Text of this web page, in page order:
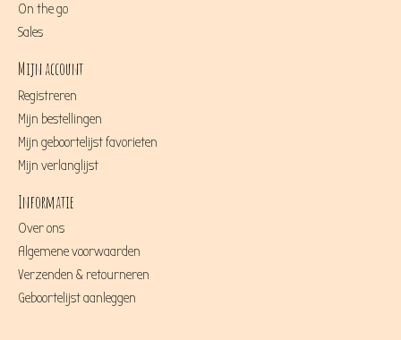
On the go
Sales
Mijn account
Registreren
Mijn bestellingen
Mijn geboortelijst favorieten
Mijn verlanglijst
Informatie
Over ons
Algemene voorwaarden
Verzenden & retourneren
Geboortelijst aanleggen